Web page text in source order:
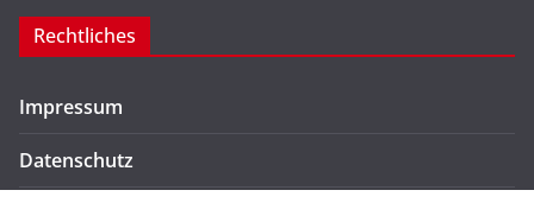
Rechtliches
Impressum
Datenschutz